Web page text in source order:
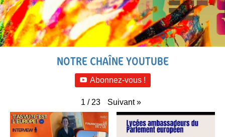
NOTRE CHAÎNE YOUTUBE
Abonnez-vous !
1 / 23 Suivant »